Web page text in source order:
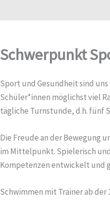
Schwerpunkt
Sport und Gesundheit sind
Schüler*innen möglichst viel
tägliche Turnstunde, d.h. fünf
Die Freude an der Bewegung
im Mittelpunkt. Spielerisch
Kompetenzen entwickelt und
Schwimmen mit Trainer ab der